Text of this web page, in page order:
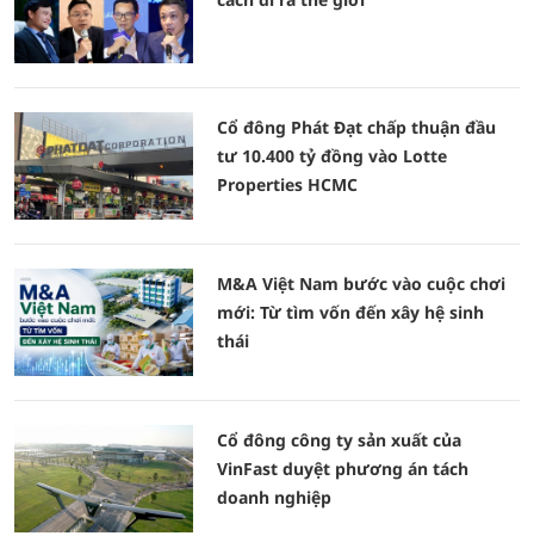
Cổ đông Phát Đạt chấp thuận đầu
tư 10.400 tỷ đồng vào Lotte
Properties HCMC
M&A Việt Nam bước vào cuộc chơi
mới: Từ tìm vốn đến xây hệ sinh
thái
Cổ đông công ty sản xuất của
VinFast duyệt phương án tách
doanh nghiệp